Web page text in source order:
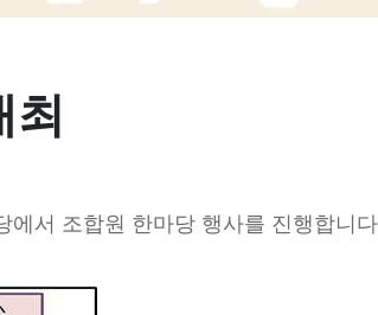
최
에서 조합원 한마당 행사를 진행합니